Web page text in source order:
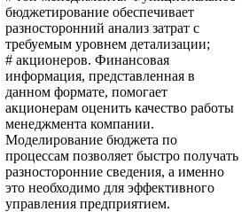
бюджетирование обеспечивает
разносторонний анализ затрат с
требуемым уровнем детализации;
# акционеров. Финансовая
информация, представленная в
данном формате, помогает
акционерам оценить качество работы
менеджмента компании.
Моделирование бюджета по
процессам позволяет быстро получать
разносторонние сведения, а именно
это необходимо для эффективного
управления предприятием.